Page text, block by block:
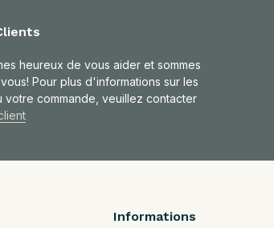
heureux de vous aider et sommes
Pour plus d'informations sur les
votre commande, veuillez contacter
Informations